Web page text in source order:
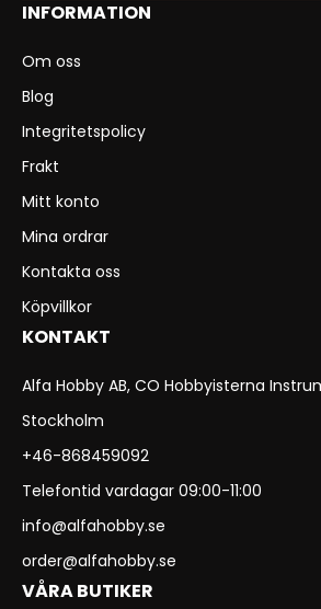
INFORMATION
Om oss
Blog
Integritetspolicy
Frakt
Mitt konto
Mina ordrar
Kontakta oss
Köpvillkor
KONTAKT
Alfa Hobby AB, CO Hobbyisterna
Stockholm
+46-868459092
Telefontid vardagar 09:00-11:00
info@alfahobby.se
order@alfahobby.se
VÅRA BUTIKER